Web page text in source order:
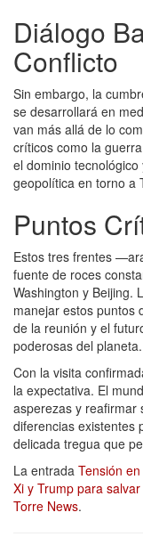
Diálogo
Conflicto
Sin embargo, la
se desarrollará en
van más allá de lo
críticos como la
el dominio
geopolítica en torno a
Puntos
Estos tres frentes
fuente de roces
Washington y Beijing.
manejar estos puntos
de la reunión y el
poderosas del planeta.
Con la visita
la expectativa. El
asperezas y reafirmar
diferencias existentes
delicada tregua que
La entrada Tensión
Xi y Trump para
Torre News.